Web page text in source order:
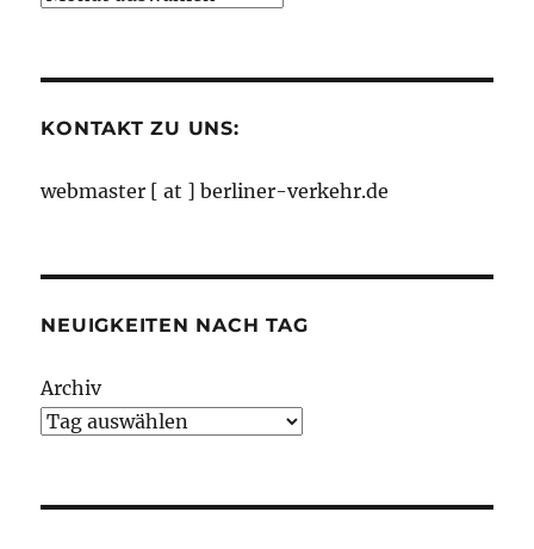
KONTAKT ZU UNS:
webmaster [ at ] berliner-verkehr.de
NEUIGKEITEN NACH TAG
Archiv